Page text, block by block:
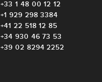
+33 1 48 00 12 12
+1 929 298 3384
+41 22 518 12 85
+34 930 46 73 53
+39 02 8294 2252